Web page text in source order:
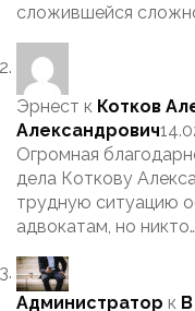
сложившейся
Эрнест к Котков
Александрович
Огромная
дела Коткову
трудную ситуацию
адвокатам, но никто…
Администратор к